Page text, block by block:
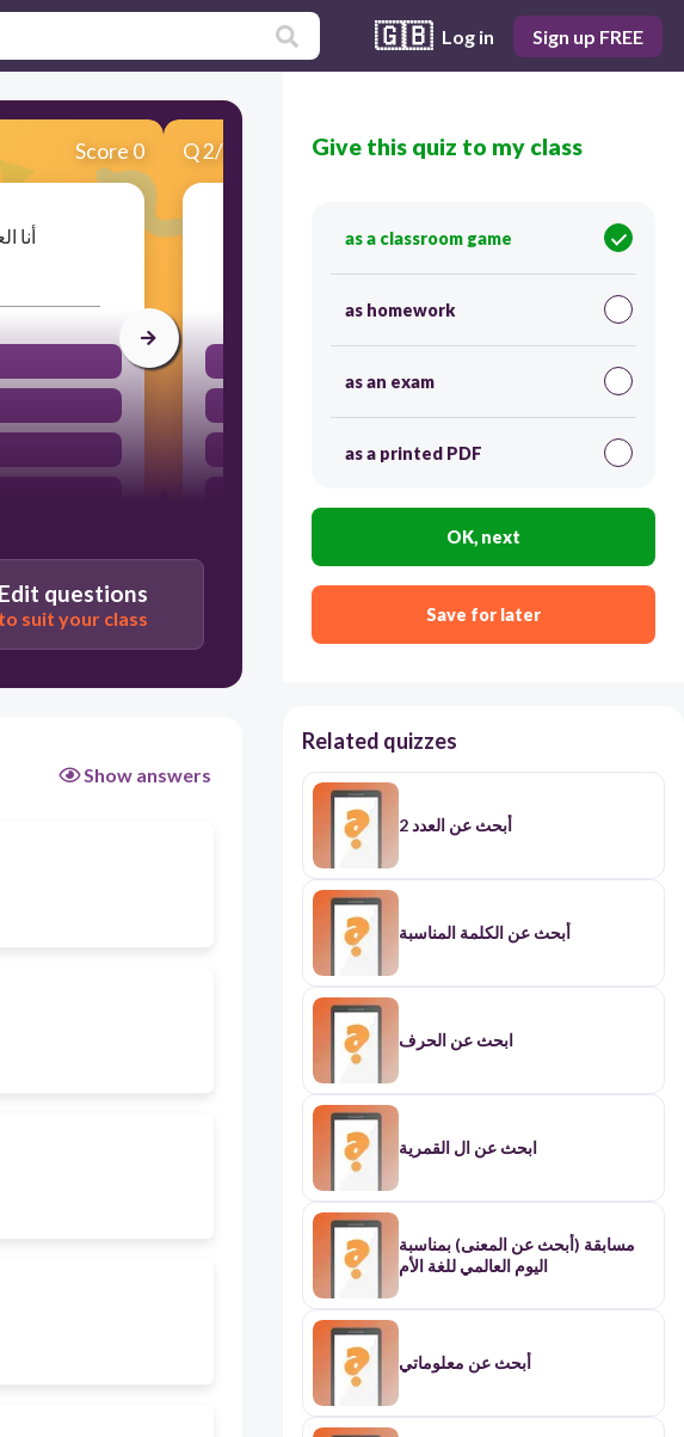
🇬🇧 Log in Sign up FREE
Score 0
أنا
Q2/8 Score 0
أنا العدد اللاحق مباشرة ل177
60
188
Edit questions
to suit your class
Show answers
Give this quiz to my class
as a classroom game
as homework
as an exam
as a printed PDF
OK, next
Save for later
Related quizzes
أبحث عن العدد 2
أبحث عن الكلمة المناسبة
ابحث عن الحرف
ابحث عن ال القمرية
مسابقة (أبحث عن المعنى) بمناسبة
اليوم العالمي للغة الأم
أبحث عن معلوماتي